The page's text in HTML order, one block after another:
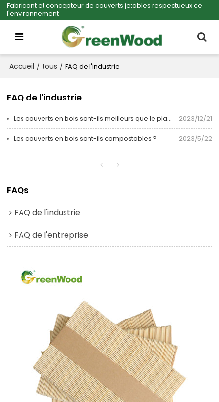
Fabricant et concepteur de couverts jetables respectueux de
l'environnement
Accueil / tous / FAQ de l'industrie
FAQ de l'industrie
Les couverts en bois sont-ils meilleurs que le plastique ? 2023/12/21
Les couverts en bois sont-ils compostables ? 2023/5/22
FAQs
FAQ de l'industrie
FAQ de l'entreprise